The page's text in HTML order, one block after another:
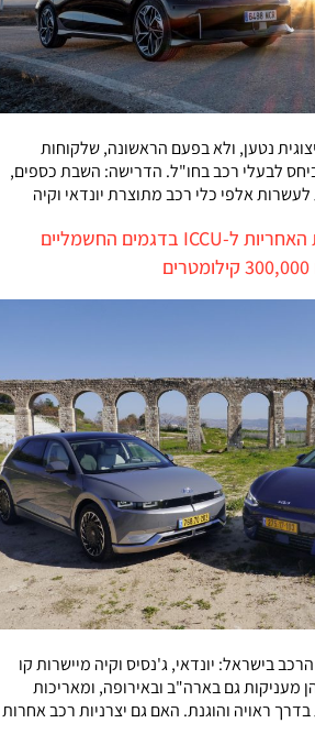
נטען, ולא בפעם הראשונה, שלקוחות
לבעלי רכב בחו"ל. הדרישה: השבת כספים,
אלפי כלי רכב מתוצרת יונדאי וקיה
קיה ויונדאי האריכו את האחריות ל-ICCU בדגמים החשמליים
בישראל: יונדאי, ג'נסיס וקיה מיישרות קו
גם בארה"ב ובאירופה, ומאריכות
ראויה והוגנת. האם גם יצרניות רכב אחרות